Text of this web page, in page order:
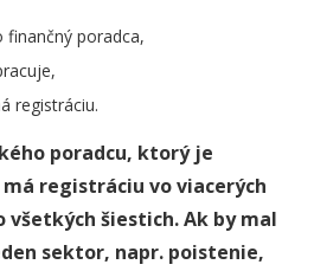
finančný poradca,
registráciu.
poradcu, ktorý je
registráciu vo viacerých
všetkých šiestich. Ak by mal
sektor, napr. poistenie,